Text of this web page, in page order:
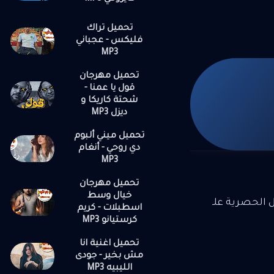
تحميل تراك
فليكس - عجباني
MP3
تحميل مهرجان
قول يا عمنا -
شحتة كاريكا و
ديزل MP3
تحميل ميني ألبوم
دي روحي - أنغام
MP3
تحميل مهرجان
خيال وسط
اسطبلات - كريم
كرستيانو MP3
تحميل اغنية انا
مش بخير - جودى
الليبيه MP3
الحصرية علـ